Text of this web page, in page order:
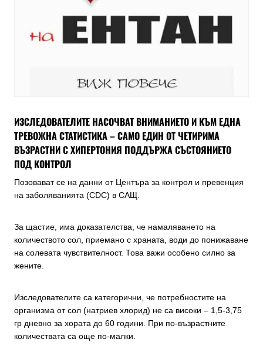
ИЗСЛЕДОВАТЕЛИТЕ НАСОЧВАТ ВНИМАНИЕТО И КЪМ ЕДНА
ТРЕВОЖНА СТАТИСТИКА – САМО ЕДИН ОТ ЧЕТИРИМА
ВЪЗРАСТНИ С ХИПЕРТОНИЯ ПОДДЪРЖА СЪСТОЯНИЕТО
ПОД КОНТРОЛ
Позовават се на данни от Центъра за контрол и превенция
на заболяванията (CDC) в САЩ.
За щастие, има доказателства, че намаляването на
количеството сол, приемано с храната, води до понижаване
на солевата чувствителност. Това важи особено силно за
жените.
Изследователите са категорични, че потребностите на
организма от сол (натриев хлорид) не са високи – 1,5-3,75
гр дневно за хората до 60 години. При по-възрастните
количествата са още по-малки.